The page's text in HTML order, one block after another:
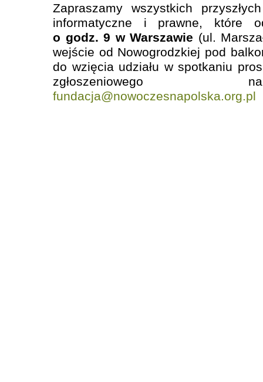
Zapraszamy wszystkich
informatyczne i prawne, które
o godz. 9 w Warszawie (ul.
wejście od Nowogrodzkiej pod
do wzięcia udziału w spotkaniu
fundacja@nowoczesnapolska.org.pl